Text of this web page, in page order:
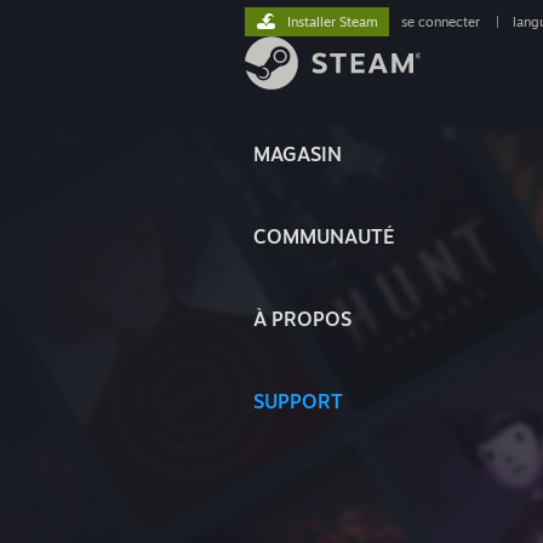
MAGASIN
COMMUNAUTÉ
À PROPOS
SUPPORT
Installer Steam se connecter